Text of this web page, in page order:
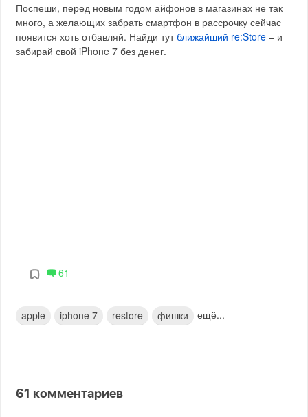
Поспеши, перед новым годом айфонов в магазинах не так
много, а желающих забрать смартфон в рассрочку сейчас
появится хоть отбавляй. Найди тутближайший re:Store – и
забирай свой iPhone 7 без денег.
61
apple iphone 7 restore фишки ещё...
61 комментариев